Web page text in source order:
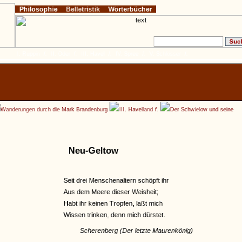
Wanderungen durch die Mark Brandenburg III. Havelland f.
Der Schwielow und seine
Neu-Geltow
Seit drei Menschenaltern schöpft ihr
Aus dem Meere dieser Weisheit;
Habt ihr keinen Tropfen, laßt mich
Wissen trinken, denn mich dürstet.
Scherenberg (Der letzte Maurenkönig)
Philosophie Belletristik Wörterbücher